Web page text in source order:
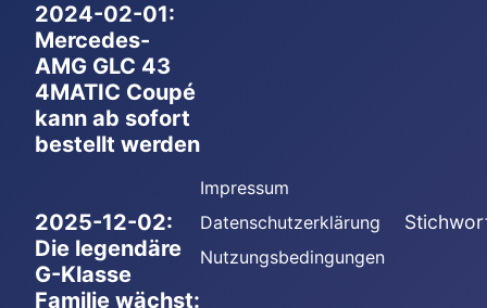
2024-02-01:
Mercedes-
AMG GLC 43
4MATIC Coupé
kann ab sofort
bestellt werden
2025-12-02:
Die legendäre
G-Klasse
Familie wächst:
Impressum
Datenschutzerklärung
Nutzungsbedingungen